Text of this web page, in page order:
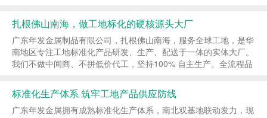
现代化车间整洁有序，原材料区、生产区、喷...
扎根佛山南海，做工地标化的硬核源头大厂
广东年发金属制品有限公司，扎根佛山南海，服务全球工地，是华
南地区专注工地标准化产品研发、生产、配送于一体的实体大厂。
我们不做中间商、不拼低价代工，坚持100% 自主生产、全流程品
海区核心工业园，坐拥30000㎡现代化生产基...
标准化生产体系 筑牢工地产品供应防线
广东年发金属拥有成熟标准化生产体系，南北双基地联动发力，现